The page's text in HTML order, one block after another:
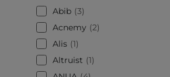
Abib 3
Acnemy
2
Alis 1
Altruist
1